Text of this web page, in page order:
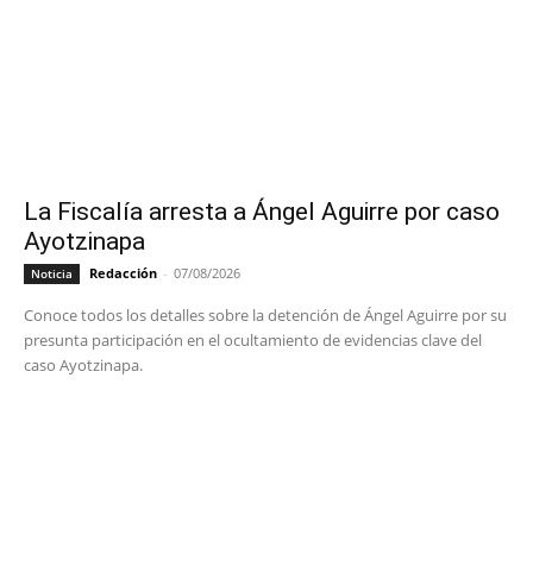
La Fiscalía arresta a Ángel Aguirre por caso
Ayotzinapa
Noticia Redacción - 07/08/2026
Conoce todos los detalles sobre la detención de Ángel Aguirre por su
presunta participación en el ocultamiento de evidencias clave del
caso Ayotzinapa.